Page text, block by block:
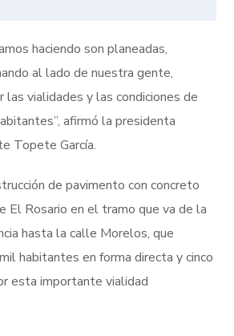
haciendo son planeadas,
al lado de nuestra gente,
las vialidades y las condiciones de
afirmó la presidenta
Topete García.
de pavimento con concreto
El Rosario en el tramo que va de la
hasta la calle Morelos, que
habitantes en forma directa y cinco
esta importante vialidad